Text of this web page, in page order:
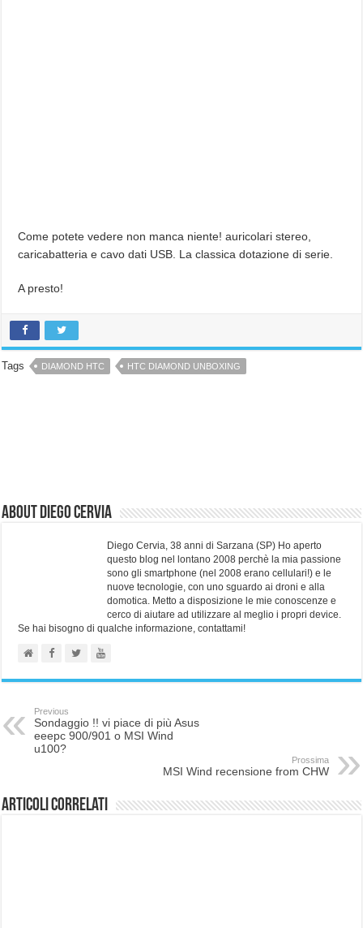
Come potete vedere non manca niente! auricolari stereo,
caricabatteria e cavo dati USB. La classica dotazione di serie.
A presto!
Tags DIAMOND HTC HTC DIAMOND UNBOXING
About Diego Cervia
Diego Cervia, 38 anni di Sarzana (SP) Ho aperto
questo blog nel lontano 2008 perchè la mia passione
sono gli smartphone (nel 2008 erano cellulari!) e le
nuove tecnologie, con uno sguardo ai droni e alla
domotica. Metto a disposizione le mie conoscenze e
cerco di aiutare ad utilizzare al meglio i propri device.
Se hai bisogno di qualche informazione, contattami!
Previous
Sondaggio !! vi piace di più Asus
eeepc 900/901 o MSI Wind
u100?
Prossima
MSI Wind recensione from CHW
Articoli correlati